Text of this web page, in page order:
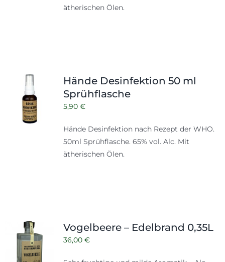
ätherischen Ölen.
Hände Desinfektion 50 ml
Sprühflasche
5,90 €
Hände Desinfektion nach Rezept der WHO.
50ml Sprühflasche. 65% vol. Alc. Mit
ätherischen Ölen.
Vogelbeere – Edelbrand 0,35L
36,00 €